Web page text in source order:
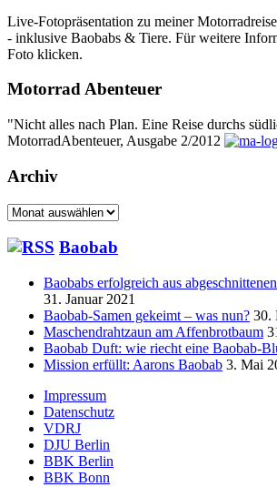
Live-Fotopräsentation zu meiner
- inklusive Baobabs & Tiere. Für weitere
Foto klicken.
Motorrad Abenteuer
"Nicht alles nach Plan. Eine Reise durchs
MotorradAbenteuer, Ausgabe 2/2012
Archiv
Archiv
Baobab
Baobabs erfolgreich aus
31. Januar 2021
Baobab-Samen gekeimt – was nun? 30.
Maschendrahtzaun am Affenbrotbaum
Baobab Duft: wie riecht eine Baobab-
Mission erfüllt: Aarons Baobab 3. Mai
Seitenfuß-
Menü
Impressum
Datenschutz
VDRJ
DJU Berlin
BBK Berlin
BBK Bonn